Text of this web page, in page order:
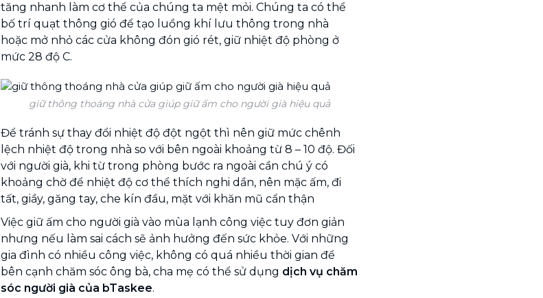
tăng nhanh làm cơ thể của chúng ta mệt mỏi. Chúng ta có thể
bố trí quạt thông gió để tạo luồng khí lưu thông trong nhà
hoặc mở nhỏ các cửa không đón gió rét, giữ nhiệt độ phòng ở
mức 28 độ C.
giữ thông thoáng nhà cửa giúp giữ ấm cho người già hiệu quả
Để tránh sự thay đổi nhiệt độ đột ngột thì nên giữ mức chênh
lệch nhiệt độ trong nhà so với bên ngoài khoảng từ 8 – 10 độ. Đối
với người già, khi từ trong phòng bước ra ngoài cần chú ý có
khoảng chờ để nhiệt độ cơ thể thích nghi dần, nên mặc ấm, đi
tất, giầy, găng tay, che kín đầu, mặt với khăn mũ cẩn thận
Việc giữ ấm cho người già vào mùa lạnh công việc tuy đơn giản
nhưng nếu làm sai cách sẽ ảnh hưởng đến sức khỏe. Với những
gia đình có nhiều công việc, không có quá nhiều thời gian để
bên cạnh chăm sóc ông bà, cha mẹ có thể sử dụng dịch vụ chăm
sóc người già của bTaskee.